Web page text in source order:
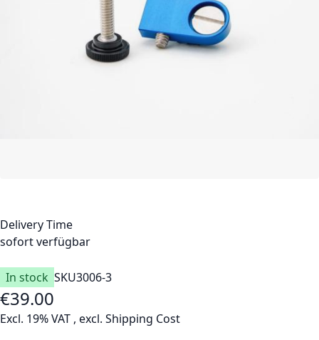
Delivery Time
sofort verfügbar
In stock SKU3006-3
€39.00
Excl. 19% VAT , excl. Shipping Cost